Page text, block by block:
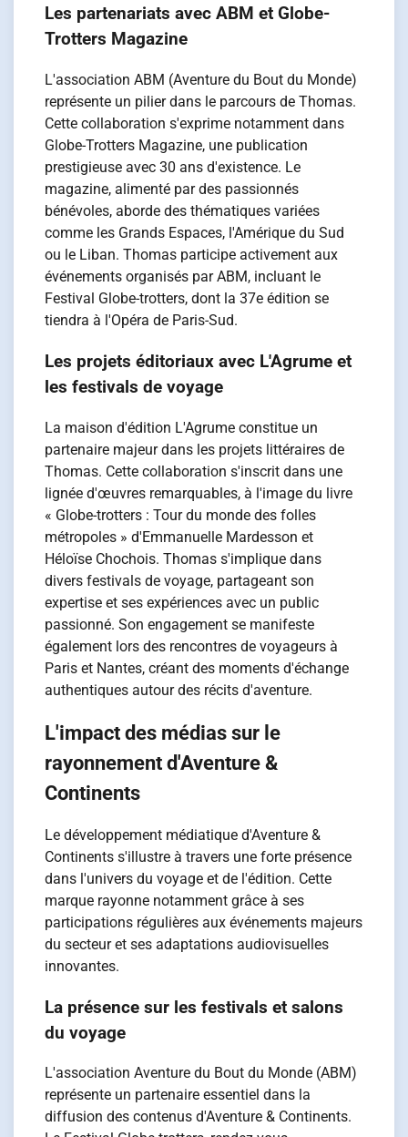
Les partenariats avec ABM et Globe-
Trotters Magazine
L'association ABM (Aventure du Bout du Monde)
représente un pilier dans le parcours de Thomas.
Cette collaboration s'exprime notamment dans
Globe-Trotters Magazine, une publication
prestigieuse avec 30 ans d'existence. Le
magazine, alimenté par des passionnés
bénévoles, aborde des thématiques variées
comme les Grands Espaces, l'Amérique du Sud
ou le Liban. Thomas participe activement aux
événements organisés par ABM, incluant le
Festival Globe-trotters, dont la 37e édition se
tiendra à l'Opéra de Paris-Sud.
Les projets éditoriaux avec L'Agrume et
les festivals de voyage
La maison d'édition L'Agrume constitue un
partenaire majeur dans les projets littéraires de
Thomas. Cette collaboration s'inscrit dans une
lignée d'œuvres remarquables, à l'image du livre
« Globe-trotters : Tour du monde des folles
métropoles » d'Emmanuelle Mardesson et
Héloïse Chochois. Thomas s'implique dans
divers festivals de voyage, partageant son
expertise et ses expériences avec un public
passionné. Son engagement se manifeste
également lors des rencontres de voyageurs à
Paris et Nantes, créant des moments d'échange
authentiques autour des récits d'aventure.
L'impact des médias sur le
rayonnement d'Aventure &
Continents
Le développement médiatique d'Aventure &
Continents s'illustre à travers une forte présence
dans l'univers du voyage et de l'édition. Cette
marque rayonne notamment grâce à ses
participations régulières aux événements majeurs
du secteur et ses adaptations audiovisuelles
innovantes.
La présence sur les festivals et salons
du voyage
L'association Aventure du Bout du Monde (ABM)
représente un partenaire essentiel dans la
diffusion des contenus d'Aventure & Continents.